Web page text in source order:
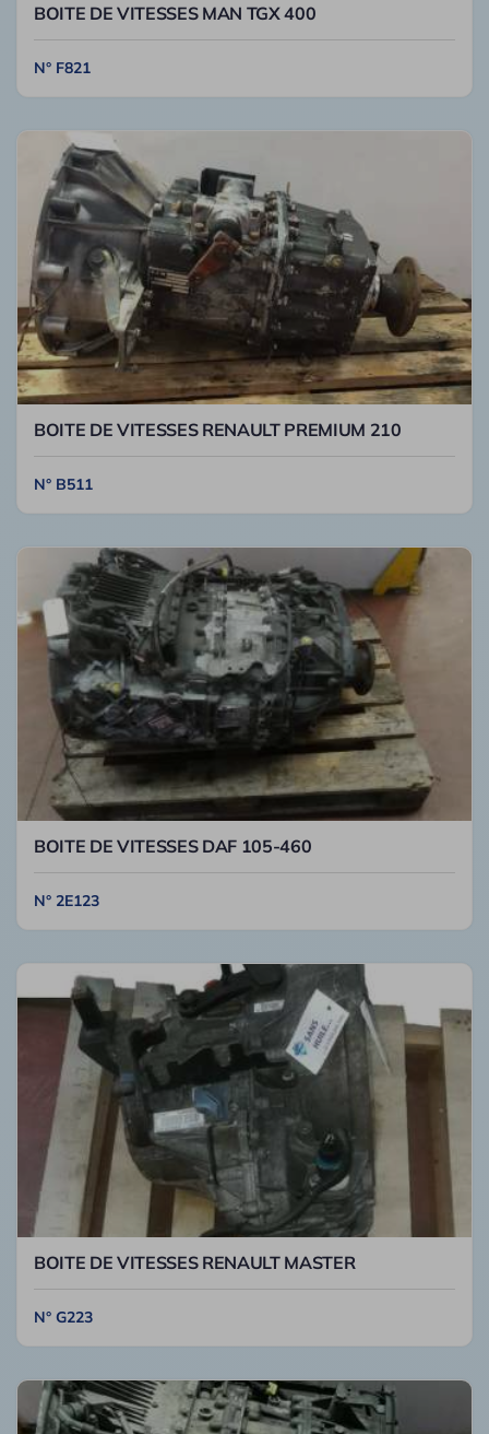
BOITE DE VITESSES MAN TGX 400
N° F821
BOITE DE VITESSES RENAULT PREMIUM 210
N° B511
BOITE DE VITESSES DAF 105-460
N° 2E123
BOITE DE VITESSES RENAULT MASTER
N° G223